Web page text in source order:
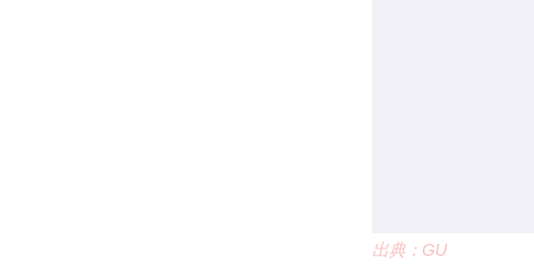
出典：GU